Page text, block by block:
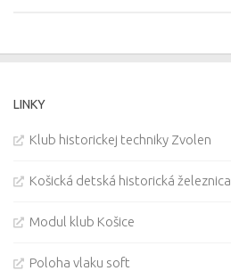
LINKY
Klub historickej techniky Zvolen
Košická detská historická železnica
Modul klub Košice
Poloha vlaku soft